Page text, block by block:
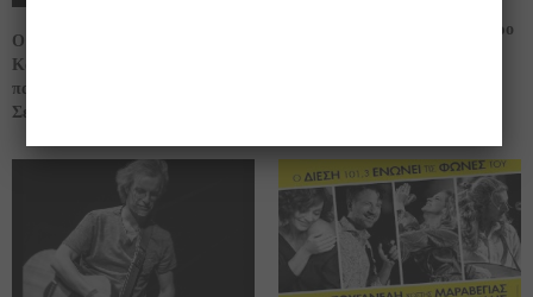
Ο Γιάννης Χαρούλης στο
Κατράκειο Θέατρο για 2
παραστάσεις μέσα στον
Σεπτέμβρη!!
παρέα στις 15-6-2017 στο θέατρο